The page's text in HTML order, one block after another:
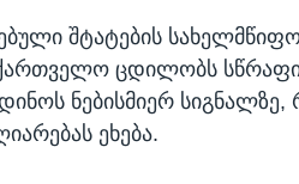
შტატების
ცდილობს
ნებისმიერ
ეხება.